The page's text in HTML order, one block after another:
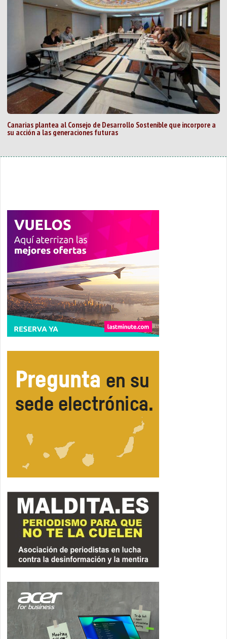
Canarias plantea al Consejo de Desarrollo Sostenible que incorpore a
su acción a las generaciones futuras